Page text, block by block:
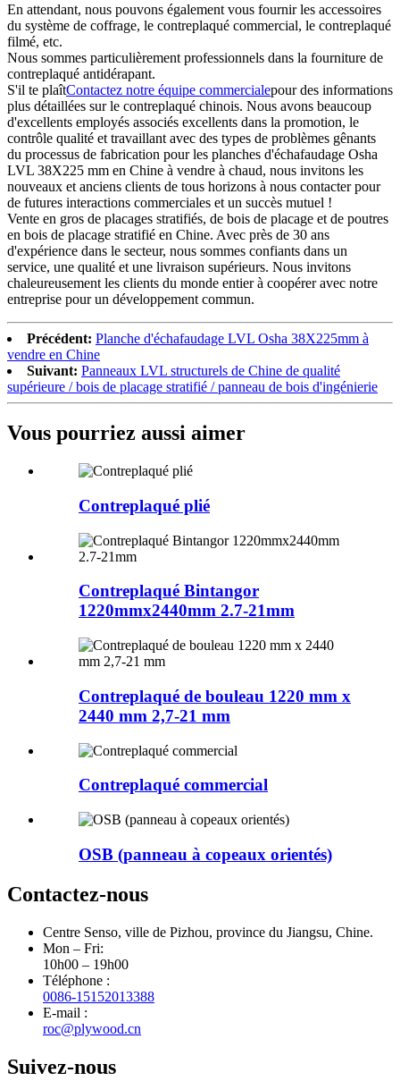
En attendant, nous pouvons également vous fournir les accessoires
du système de coffrage, le contreplaqué commercial, le contreplaqué
filmé, etc.
Nous sommes particulièrement professionnels dans la fourniture de
contreplaqué antidérapant.
S'il te plaîtContactez notre équipe commercialepour des informations
plus détaillées sur le contreplaqué chinois. Nous avons beaucoup
d'excellents employés associés excellents dans la promotion, le
contrôle qualité et travaillant avec des types de problèmes gênants
du processus de fabrication pour les planches d'échafaudage Osha
LVL 38X225 mm en Chine à vendre à chaud, nous invitons les
nouveaux et anciens clients de tous horizons à nous contacter pour
de futures interactions commerciales et un succès mutuel !
Vente en gros de placages stratifiés, de bois de placage et de poutres
en bois de placage stratifié en Chine. Avec près de 30 ans
d'expérience dans le secteur, nous sommes confiants dans un
service, une qualité et une livraison supérieurs. Nous invitons
chaleureusement les clients du monde entier à coopérer avec notre
entreprise pour un développement commun.
Précédent: Planche d'échafaudage LVL Osha 38X225mm à
vendre en Chine
Suivant: Panneaux LVL structurels de Chine de qualité
supérieure / bois de placage stratifié / panneau de bois d'ingénierie
Vous pourriez aussi aimer
Contreplaqué plié
Contreplaqué Bintangor
1220mmx2440mm 2.7-21mm
Contreplaqué de bouleau 1220 mm x
2440 mm 2,7-21 mm
Contreplaqué commercial
OSB (panneau à copeaux orientés)
Contactez-nous
Centre Senso, ville de Pizhou, province du Jiangsu, Chine.
Mon – Fri:
10h00 – 19h00
Téléphone :
0086-15152013388
E-mail :
roc@plywood.cn
Suivez-nous